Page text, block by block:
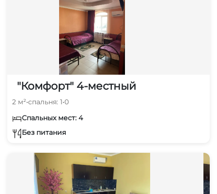
"Комфорт" 4-местный
2 м²•спальня: 1•0
Спальных мест: 4
Без питания